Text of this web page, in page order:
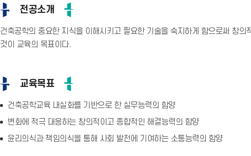
전공소개
건축공학의 중요한 지식을 이해시키고 필요한 기술을 숙지하게 함으로써 창의
것이 교육의 목표이다.
교육목표
건축공학교육 내실화를 기반으로 한 실무능력의 함양
변화에 적극 대응하는 창의적이고 종합적인 해결능력의 함양
윤리의식과 책임의식을 통해 사회 발전에 기여하는 소통능력의 함양